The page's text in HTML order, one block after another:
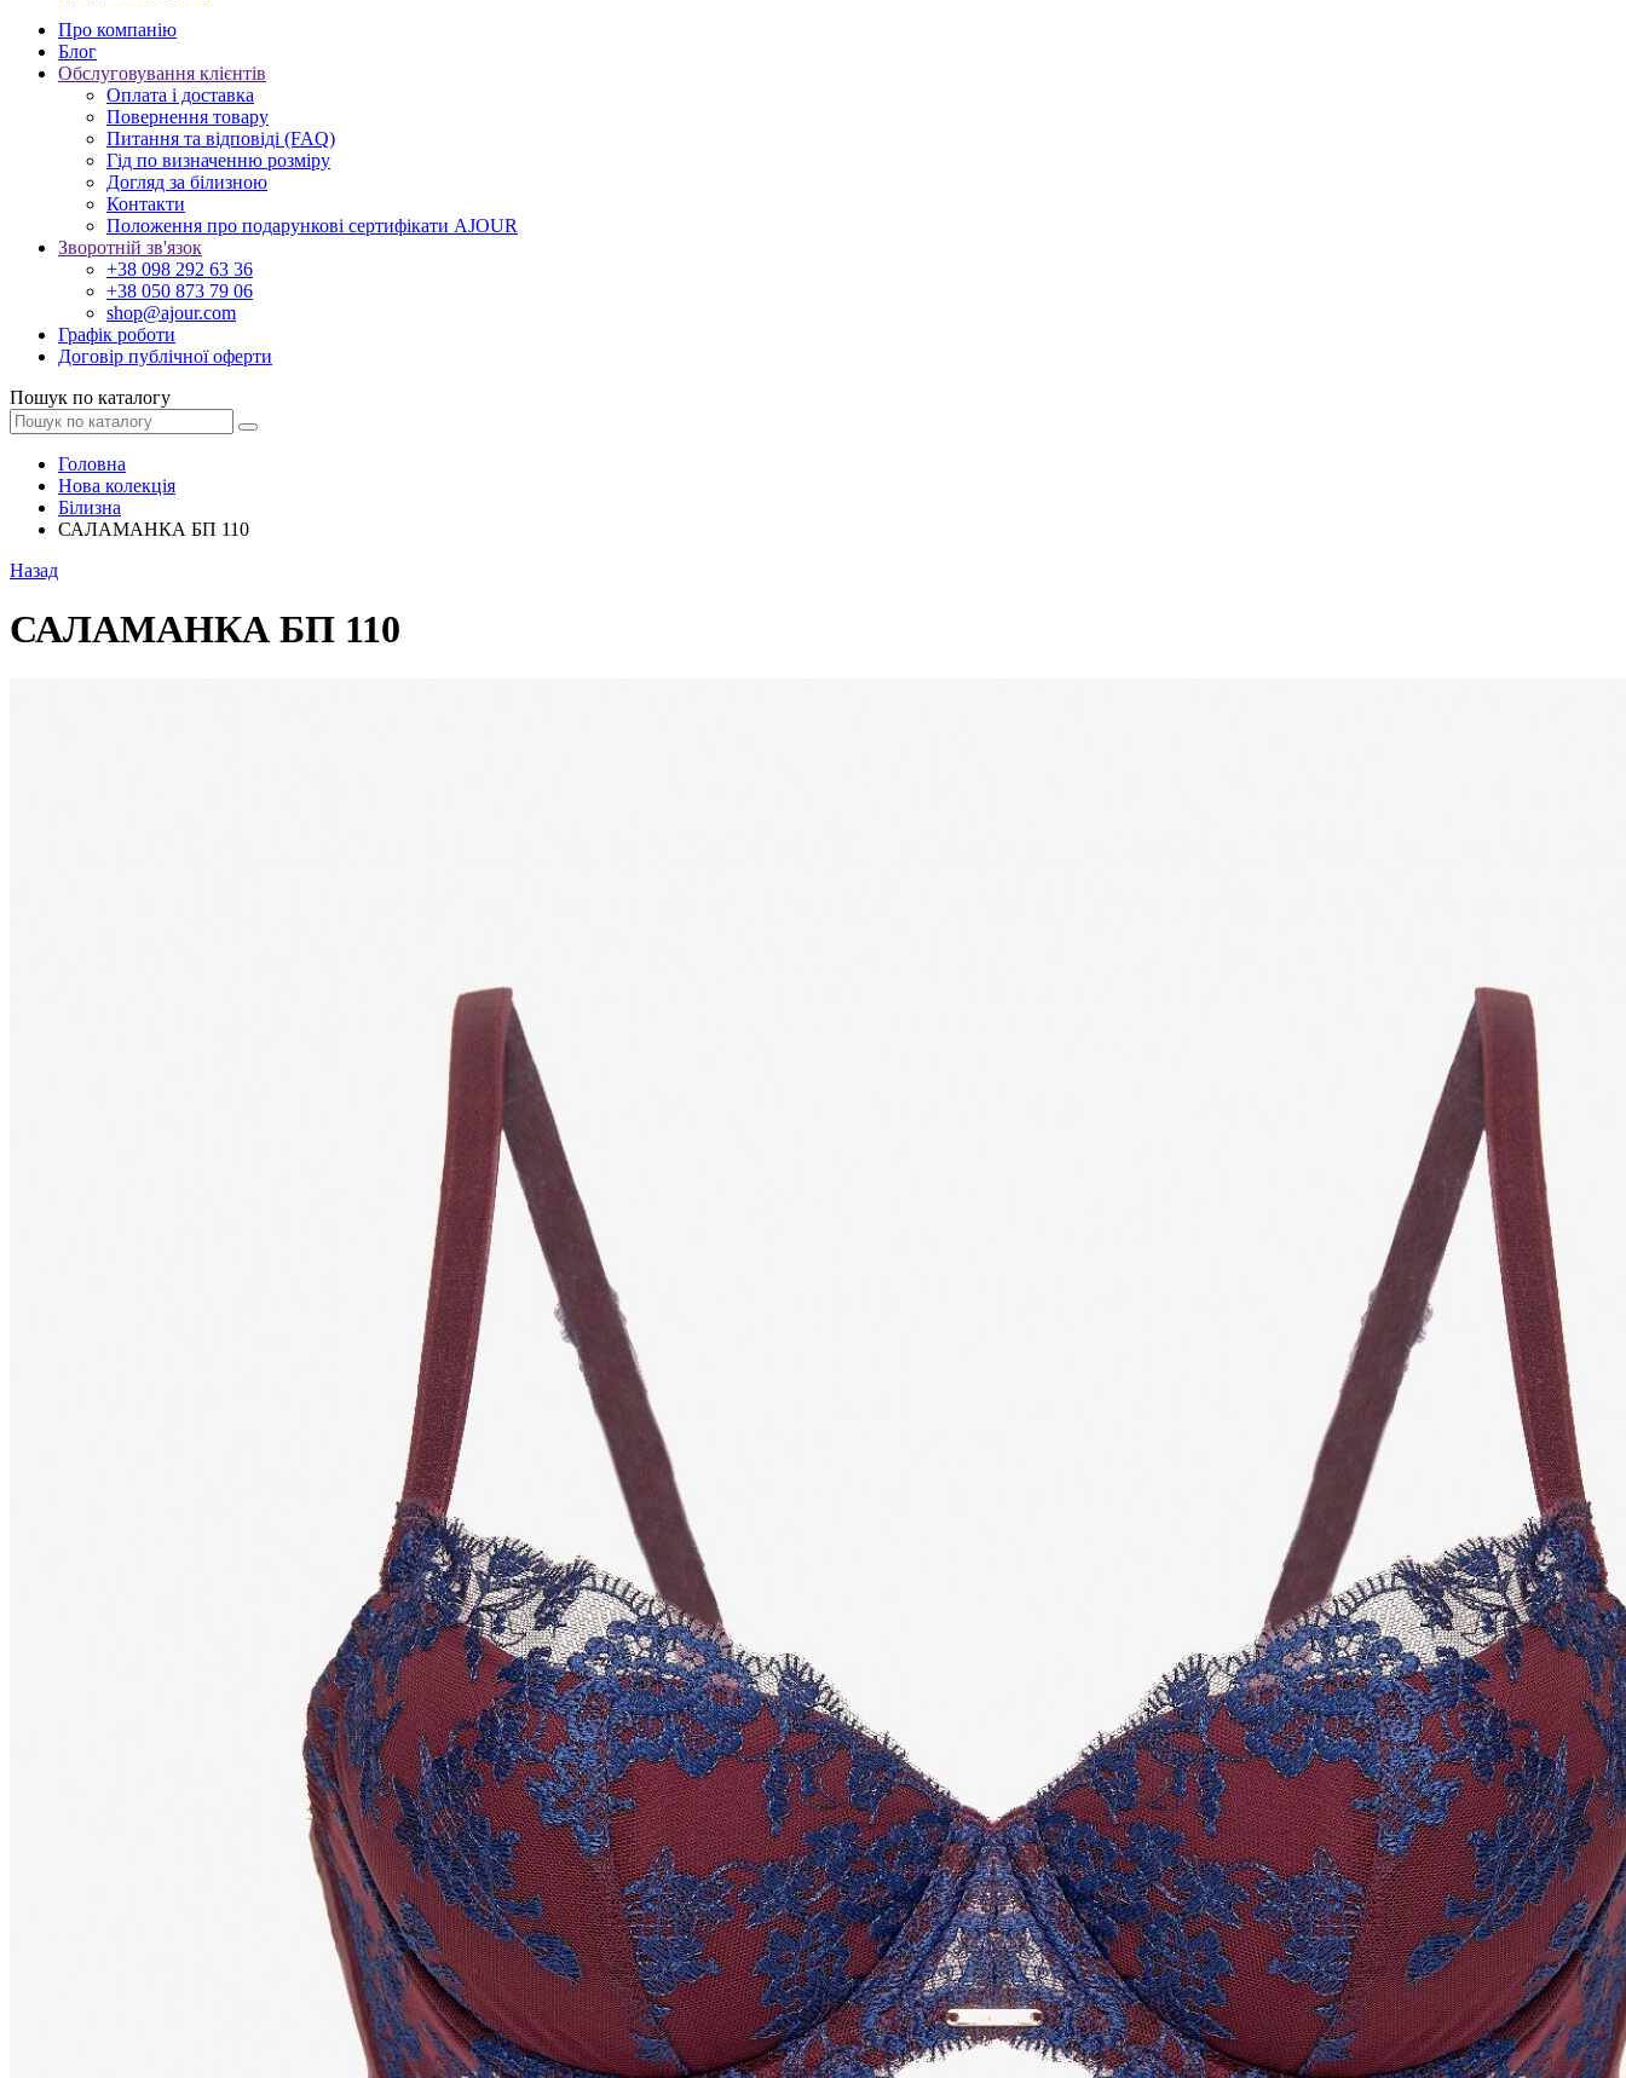
Про компанію
Блог
Обслуговування клієнтів
Оплата і доставка
Повернення товару
Питання та відповіді (FAQ)
Гід по визначенню розміру
Догляд за білизною
Контакти
Положення про подарункові сертифікати AJOUR
Зворотній зв'язок
+38 098 292 63 36
+38 050 873 79 06
shop@ajour.com
Графік роботи
Договір публічної оферти
Пошук по каталогу
Головна
Нова колекція
Білизна
САЛАМАНКА БП 110
Назад
САЛАМАНКА БП 110